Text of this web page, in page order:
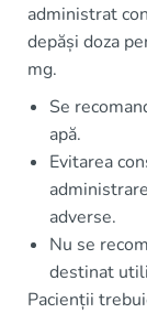
administrat
depăși doza
mg.
Se
apă.
Evitarea
adverse.
Nu se
destinat
Pacienții